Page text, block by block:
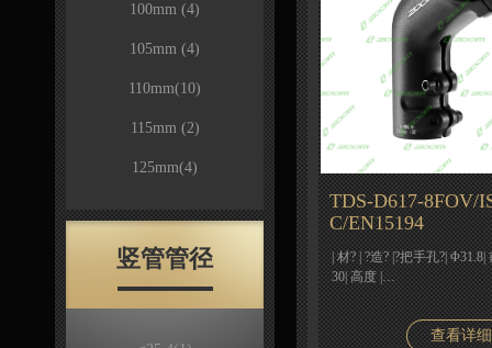
100mm (4)
105mm (4)
110mm(10)
115mm (2)
125mm(4)
竖管管径
TDS-D617-8FOV/
C/EN15194
| 材? | ?造? |?把手孔?|
30| 高度 |…
查看详细